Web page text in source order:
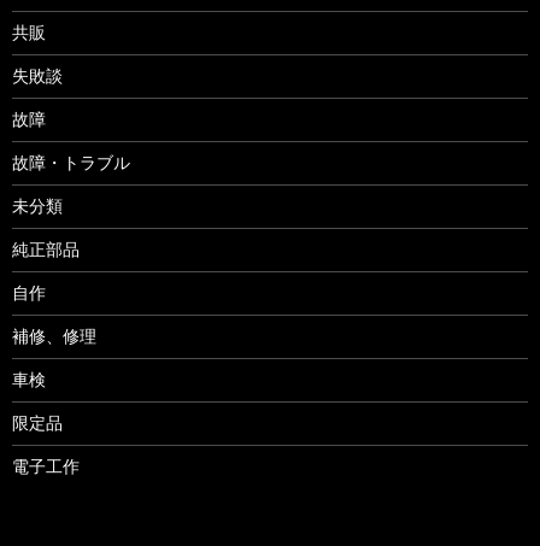
共販
失敗談
故障
故障・トラブル
未分類
純正部品
自作
補修、修理
車検
限定品
電子工作